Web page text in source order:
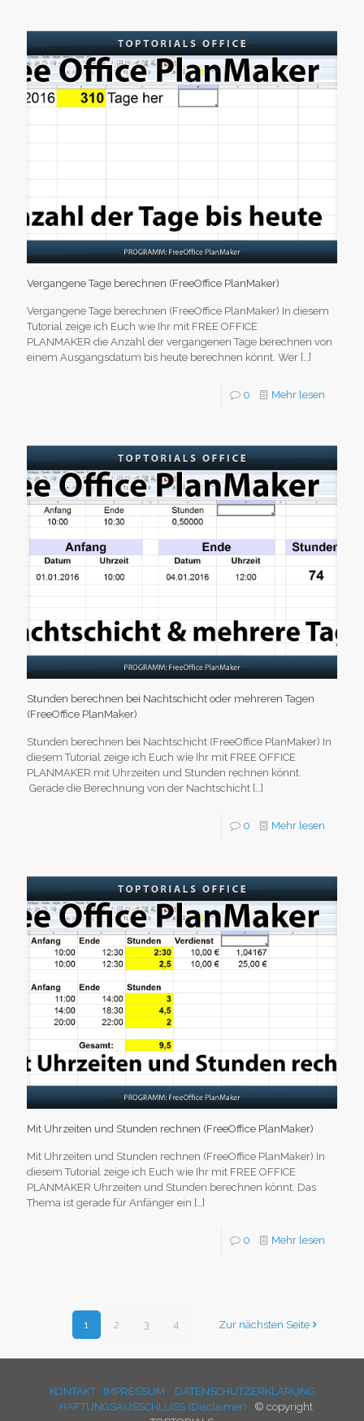
Vergangene Tage berechnen (FreeOffice PlanMaker)
Vergangene Tage berechnen (FreeOffice PlanMaker) In diesem
Tutorial zeige ich Euch wie Ihr mit FREE OFFICE
PLANMAKER die Anzahl der vergangenen Tage berechnen von
einem Ausgangsdatum bis heute berechnen könnt. Wer […]
0 Mehr lesen
Stunden berechnen bei Nachtschicht oder mehreren Tagen
(FreeOffice PlanMaker)
Stunden berechnen bei Nachtschicht (FreeOffice PlanMaker) In
diesem Tutorial zeige ich Euch wie Ihr mit FREE OFFICE
PLANMAKER mit Uhrzeiten und Stunden rechnen könnt.
Gerade die Berechnung von der Nachtschicht […]
0 Mehr lesen
Mit Uhrzeiten und Stunden rechnen (FreeOffice PlanMaker)
Mit Uhrzeiten und Stunden rechnen (FreeOffice PlanMaker) In
diesem Tutorial zeige ich Euch wie Ihr mit FREE OFFICE
PLANMAKER Uhrzeiten und Stunden berechnen könnt. Das
Thema ist gerade für Anfänger ein […]
0 Mehr lesen
1 2 3 4 Zur nächsten Seite
KONTAKT IMPRESSUM
DATENSCHUTZERKLÄRUNG
HAFTUNGSAUSSCHLUSS (Disclaimer) © copyright